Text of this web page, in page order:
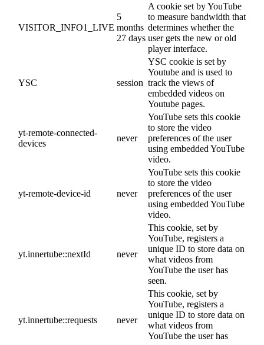
VISITOR_INFO1_LIVE
5
months
27 days
A cookie set by YouTube
to measure bandwidth that
determines whether the
user gets the new or old
player interface.
YSC session
YSC cookie is set by
Youtube and is used to
track the views of
embedded videos on
Youtube pages.
yt-remote-connected-
devices
never
YouTube sets this cookie
to store the video
preferences of the user
using embedded YouTube
video.
yt-remote-device-id never
YouTube sets this cookie
to store the video
preferences of the user
using embedded YouTube
video.
yt.innertube::nextId never
This cookie, set by
YouTube, registers a
unique ID to store data on
what videos from
YouTube the user has
seen.
yt.innertube::requests never
This cookie, set by
YouTube, registers a
unique ID to store data on
what videos from
YouTube the user has